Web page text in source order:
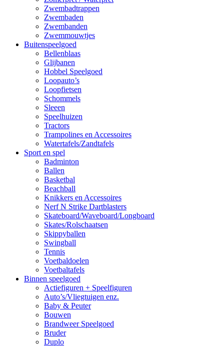
Zwembadtrappen
Zwembaden
Zwembanden
Zwemmouwtjes
Buitenspeelgoed
Bellenblaas
Glijbanen
Hobbel Speelgoed
Loopauto’s
Loopfietsen
Schommels
Sleeen
Speelhuizen
Tractors
Trampolines en Accessoires
Watertafels/Zandtafels
Sport en spel
Badminton
Ballen
Basketbal
Beachball
Knikkers en Accessoires
Nerf N Strike Dartblasters
Skateboard/Waveboard/Longboard
Skates/Rolschaatsen
Skippyballen
Swingball
Tennis
Voetbaldoelen
Voetbaltafels
Binnen speelgoed
Actiefiguren + Speelfiguren
Auto’s/Vliegtuigen enz.
Baby & Peuter
Bouwen
Brandweer Speelgoed
Bruder
Duplo